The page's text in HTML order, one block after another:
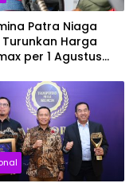
Patra Niaga
Turunkan Harga
per 1 Agustus